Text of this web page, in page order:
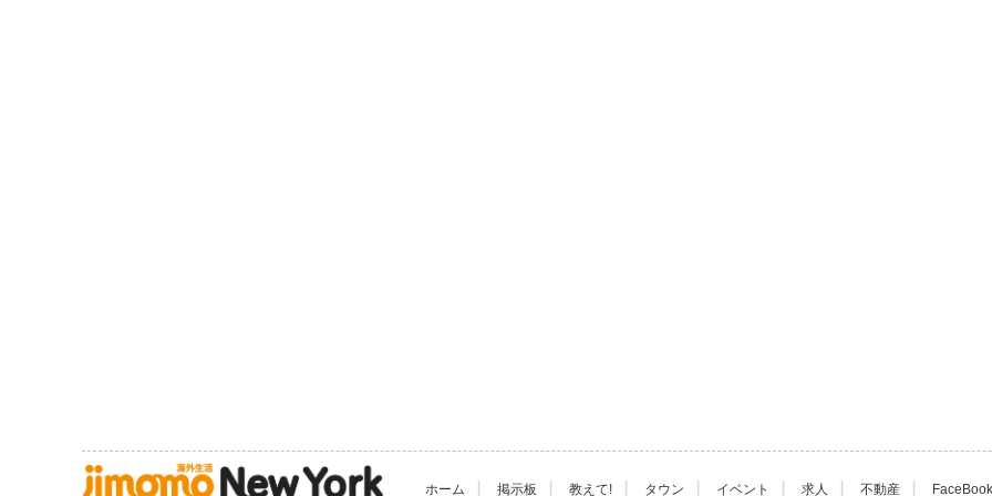
ホーム | 掲示板 | 教えて! | タウン | イベント | 求人 | 不動産 |